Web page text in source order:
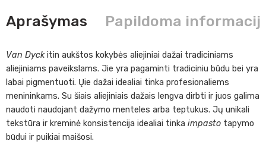
Aprašymas Papildoma
Van Dyckitin aukštos kokybės aliejiniai dažai tradiciniams
aliejiniams paveikslams. Jie yra pagaminti tradiciniu būdu bei yra
labai pigmentuoti. Ųie dažai idealiai tinka profesionaliems
menininkams. Su šiais aliejiniais dažais lengva dirbti ir juos galima
naudoti naudojant dažymo menteles arba teptukus. Jų unikali
tekstūra ir kreminė konsistencija idealiai tinka impasto tapymo
būdui ir puikiai maišosi.